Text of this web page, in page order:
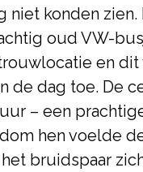
niet konden
oud VW-
en
de dag toe. De
– een
hen voelde
bruidspaar